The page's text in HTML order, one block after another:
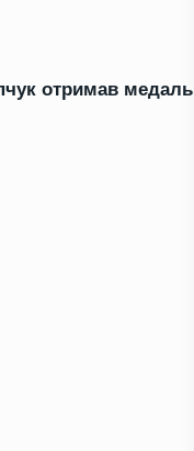
отримав медаль